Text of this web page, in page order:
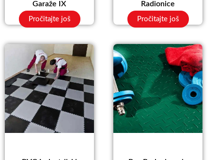
Garaže IX
Pročitajte još
Radionice
Pročitajte još